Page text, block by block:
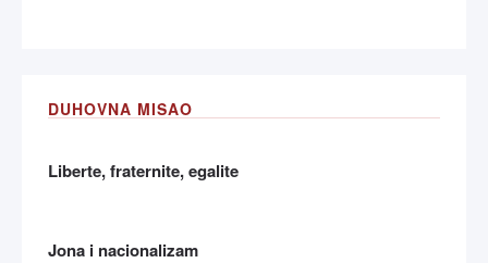
DUHOVNA MISAO
Liberte, fraternite, egalite
Jona i nacionalizam